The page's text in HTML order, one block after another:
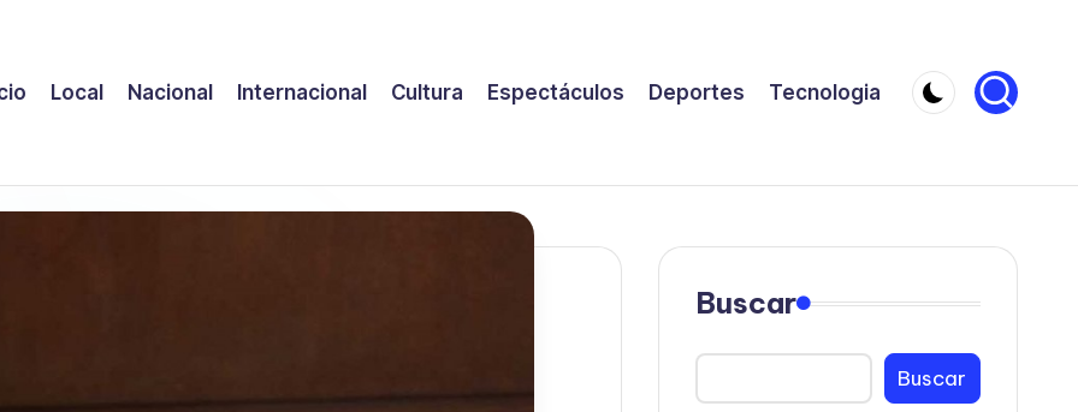
Local Nacional Internacional Cultura Espectáculos Deportes Tecnologia
Buscar
Buscar